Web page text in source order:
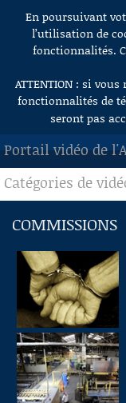
Aller au contenu
En poursuivant
l’utilisation de
fonctionnalités.
ATTENTION : si
fonctionnalités de
seront pas
Portail vidéo de
ACCUEIL
EN DIRECT
À LA DEMANDE
RECHERCHE
AIDE À LA DÉCOUPE
DE VIDÉOS
Catégories de
COMMISSIONS